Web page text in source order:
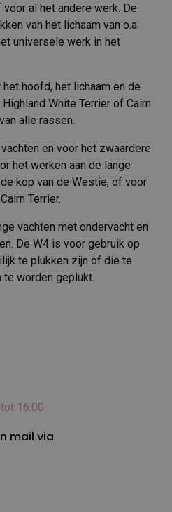
al het andere werk. De
van het lichaam van o.a.
universele werk in het
hoofd, het lichaam en de
White Terrier of Cairn
alle rassen.
en voor het zwaardere
het werken aan de lange
kop van de Westie, of voor
Terrier.
vachten met ondervacht en
De W4 is voor gebruik op
te plukken zijn of die te
worden geplukt.
16:00
mail via